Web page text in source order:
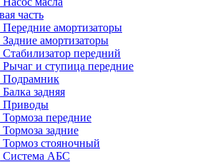
часть
Передние амортизаторы
Задние амортизаторы
Стабилизатор передний
Рычаг и ступица передние
Подрамник
Балка задняя
Приводы
Тормоза передние
Тормоза задние
Тормоз стояночный
Система АБС